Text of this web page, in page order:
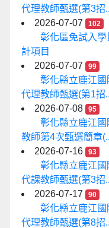
代理教師甄選(第3招
2026-07-07
102
彰化區免試入
計項目
2026-07-07
99
彰化縣立鹿江
代理教師甄選(第1招
2026-07-08
95
彰化縣立鹿江
教師第4次甄選簡章
2026-07-16
93
彰化縣立鹿江
代課教師甄選(第3招
2026-07-17
90
彰化縣立鹿江
代理教師甄選(第8招